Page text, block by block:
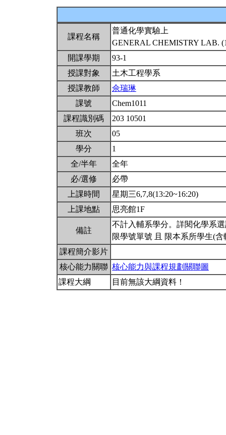
課程名稱
普通化學實驗上
GENERAL CHEMISTRY LAB.
開課學期
93-1
授課對象
土木工程學系
授課教師
佘瑞琳
課號
Chem1011
課程識別碼
203 10501
班次
05
學分
1
全/半年
全年
必/選修
必帶
上課時間
星期三6,7,8(13:20~16:20)
上課地點
思亮館1F
備註
不計入輔系學分。詳閱化學系
限學號單號 且 限本系所學生(
課程簡介影片
核心能力關聯 核心能力與課程規劃關聯圖
課程大綱
目前無該大綱資料！